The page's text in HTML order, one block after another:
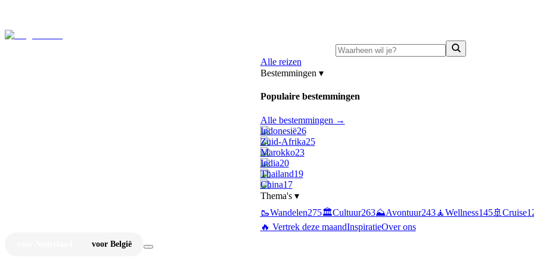
Alle reizen
Bestemmingen ▾
Populaire bestemmingen
Alle bestemmingen →
Indonesië26
Zuid-Afrika25
Marokko23
India20
Thailand19
China17
Thema's ▾
🥾Wandelen275🏛️Cultuur263⛰️Avontuur243🧘Wellness145🚢 Cruise
🔥 Vertrek deze maandInspiratieOver ons
voor België